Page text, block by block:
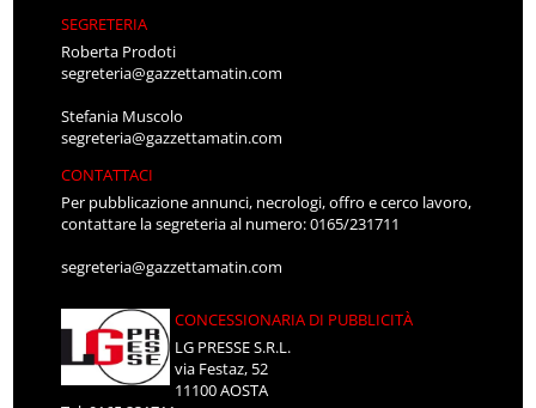
SEGRETERIA
Roberta Prodoti
segreteria@gazzettamatin.com
Stefania Muscolo
segreteria@gazzettamatin.com
CONTATTACI
Per pubblicazione annunci, necrologi, offro e cerco lavoro,
contattare la segreteria al numero: 0165/231711
segreteria@gazzettamatin.com
CONCESSIONARIA DI PUBBLICITÀ
LG PRESSE S.R.L.
via Festaz, 52
11100 AOSTA